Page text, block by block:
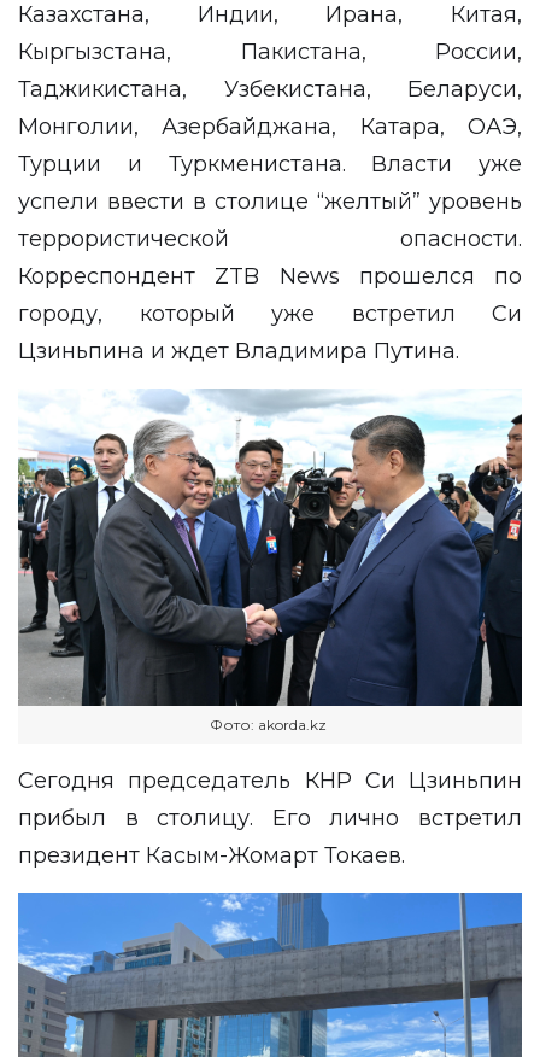
Казахстана, Индии, Ирана, Китая,
Кыргызстана, Пакистана, России,
Таджикистана, Узбекистана, Беларуси,
Монголии, Азербайджана, Катара, ОАЭ,
Турции и Туркменистана. Власти уже
успели ввести в столице “желтый” уровень
террористической опасности.
Корреспондент ZTB News прошелся по
городу, который уже встретил Си
Цзиньпина и ждет Владимира Путина.
Фото: akorda.kz
Сегодня председатель КНР Си Цзиньпин
прибыл в столицу. Его лично встретил
президент Касым-Жомарт Токаев.